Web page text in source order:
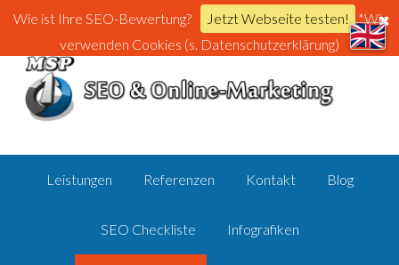
Leistungen Referenzen Kontakt Blog
SEO Checkliste Infografiken
Wie ist Ihre SEO-Bewertung? Jetzt Webseite testen! *Wir
verwenden Cookies (s. Datenschutzerklärung)